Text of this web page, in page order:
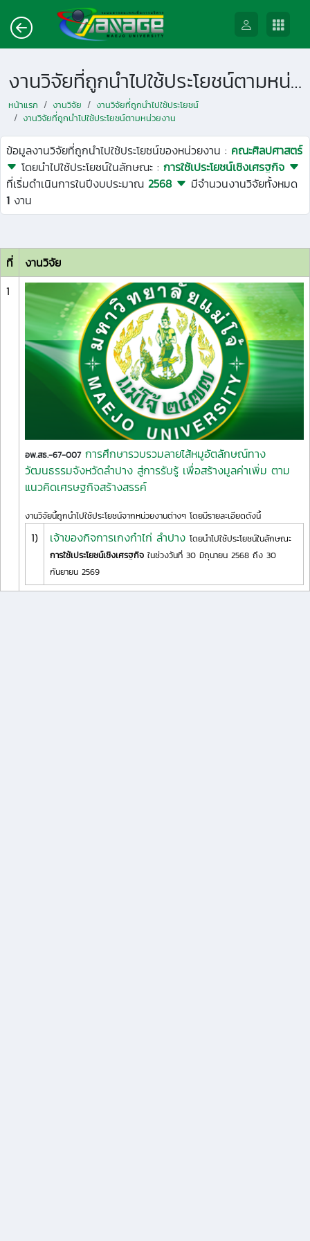
งานวิจัยที่ถูกนำไปใช้ประโยชน์ตามหน่วยงาน
หน้าแรก งานวิจัย
งานวิจัยที่ถูกนำไปใช้ประโยชน์
งานวิจัยที่ถูกนำไปใช้ประโยชน์ตามหน่วยงาน
ข้อมูลงานวิจัยที่ถูกนำไปใช้ประโยชน์ของหน่วยงาน : คณะศิลปศาสตร์
โดยนำไปใช้ประโยชน์ในลักษณะ : การใช้เประโยชน์เชิงเศรฐกิจ
ที่เริ่มดำเนินการในปีงบประมาณ 2568
มีจำนวนงานวิจัยทั้งหมด
1 งาน
ที่
งานวิจัย
1
อพ.สธ.-67-007 การศึกษารวบรวมลายไส้หมูอัตลักษณ์ทาง
วัฒนธรรมจังหวัดลำปาง สู่การรับรู้ เพื่อสร้างมูลค่าเพิ่ม ตาม
แนวคิดเศรษฐกิจสร้างสรรค์
งานวิจัยนี้ถูกนำไปใช้ประโยชน์จากหน่วยงานต่างๆ โดยมีรายละเอียดดังนี้
1) เจ้าของกิจการเกงก๋าไก่ ลำปาง โดยนำไปใช้ประโยชน์ในลักษณะ
การใช้เประโยชน์เชิงเศรฐกิจ ในช่วงวันที่ 30 มิถุนายน 2568 ถึง 30
กันยายน 2569